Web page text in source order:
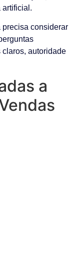
artificial.
precisa considerar
claros, autoridade
a